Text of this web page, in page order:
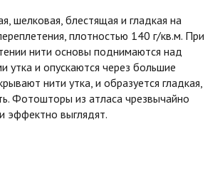
блестящая и гладкая на
плотностью 140 г/кв.м. При
нити основы поднимаются над
утка и опускаются через большие
нити утка, и образуется гладкая,
Фотошторы из атласа чрезвычайно
эффектно выглядят.